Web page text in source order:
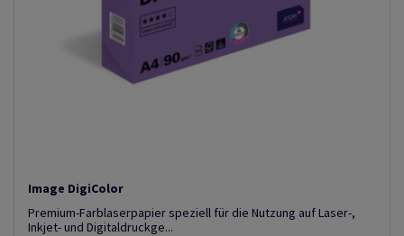
Image DigiColor
Premium-Farblaserpapier speziell für die Nutzung auf Laser-,
Inkjet- und Digitaldruckge...